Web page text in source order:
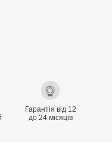
Гарантія від 12
до 24 місяців